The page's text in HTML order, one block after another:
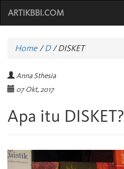
ARTIKBBI.COM
Home/D /DISKET
Anna Sthesia
07 Okt, 2017
Apa itu DISKET?